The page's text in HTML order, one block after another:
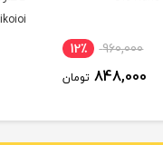
960,000 12٪
848,000 تومان